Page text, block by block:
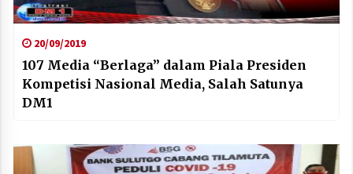
20/09/2019
107 Media “Berlaga” dalam Piala Presiden
Kompetisi Nasional Media, Salah Satunya
DM1